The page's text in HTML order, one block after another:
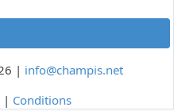
| info@champis.net
| Conditions